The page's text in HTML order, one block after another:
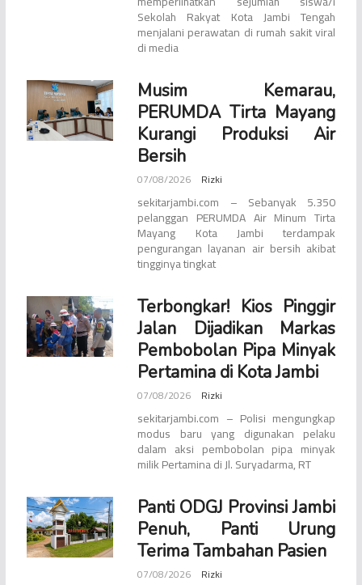
Sekolah Rakyat Kota Jambi Tengah
menjalani perawatan di rumah sakit viral
di media
Musim Kemarau,
PERUMDA Tirta Mayang
Kurangi Produksi Air
Bersih
07/08/2026 Rizki
sekitarjambi.com – Sebanyak 5.350
pelanggan PERUMDA Air Minum Tirta
Mayang Kota Jambi terdampak
pengurangan layanan air bersih akibat
tingginya tingkat
Terbongkar! Kios Pinggir
Jalan Dijadikan Markas
Pembobolan Pipa Minyak
Pertamina di Kota Jambi
07/08/2026 Rizki
sekitarjambi.com – Polisi mengungkap
modus baru yang digunakan pelaku
dalam aksi pembobolan pipa minyak
milik Pertamina di Jl. Suryadarma, RT
Panti ODGJ Provinsi Jambi
Penuh, Panti Urung
Terima Tambahan Pasien
07/08/2026 Rizki